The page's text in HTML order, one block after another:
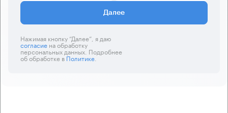
Далее
Нажимая кнопку “Далее”, я даю
согласиена обработку
персональных данных. Подробнее
об обработке вПолитике.